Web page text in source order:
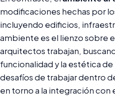
modificaciones hechas por
incluyendo edificios,
ambiente es el lienzo sobre
arquitectos trabajan,
funcionalidad y la estética de
desafíos de trabajar dentro
en torno a la integración